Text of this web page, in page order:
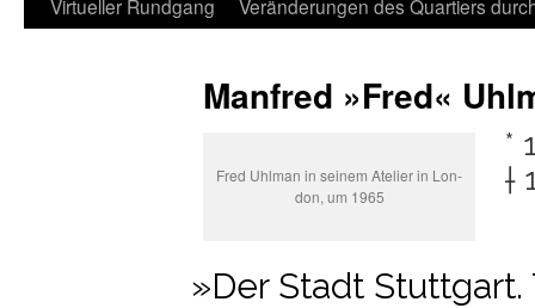
Virtueller Rundgang
Veränderungen des Quartiers
Manfred »Fred«
Fred Uhl­man in sei­nem Ate­lier in Lon­
don, um 1965
*
†
»Der Stadt